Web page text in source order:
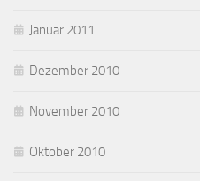
Januar 2011
Dezember 2010
November 2010
Oktober 2010